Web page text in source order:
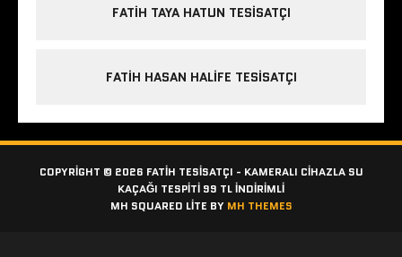
FATIH TAYA HATUN TESISATÇI
FATIH HASAN HALIFE TESISATÇI
COPYRIGHT © 2026 FATIH TESISATÇI - KAMERALI CIHAZLA SU
KAÇAĞI TESPITI 99 TL İNDİRİMLİ
MH SQUARED LITE BY MH THEMES